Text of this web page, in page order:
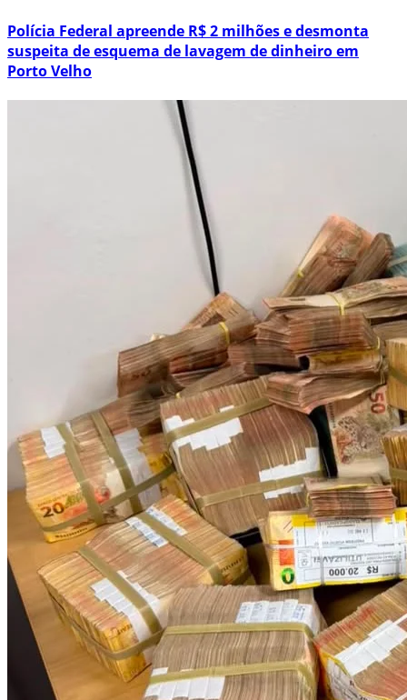
Polícia Federal apreende R$ 2 milhões e desmonta
suspeita de esquema de lavagem de dinheiro em
Porto Velho